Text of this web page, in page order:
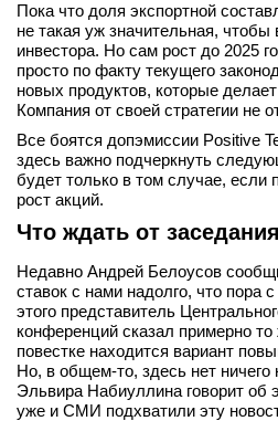
Пока что доля экспортной
не такая уж значительная, чтобы
инвестора. Но сам рост до 2025
просто по факту текущего
новых продуктов, которые
Компания от своей стратегии не
Все боятся допэмиссии Positive
здесь важно подчеркнуть
будет только в том случае, если
рост акций.
Что ждать от
Недавно Андрей Белоусов
ставок с нами надолго, что пора
этого представитель
конференций сказал примерно
повестке находится вариант
Но, в общем-то, здесь нет ничего
Эльвира Набиуллина говорит об
уже и СМИ подхватили эту